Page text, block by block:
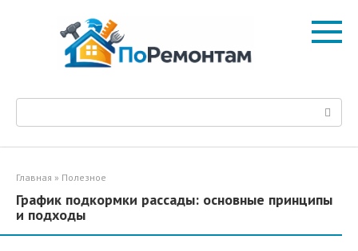
Поиск:
Главная » Полезное
График подкормки рассады: основные принципы
и подходы